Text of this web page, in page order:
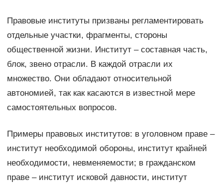
Правовые институты призваны регламентировать
отдельные участки, фрагменты, стороны
общественной жизни. Институт – составная часть,
блок, звено отрасли. В каждой отрасли их
множество. Они обладают относительной
автономией, так как касаются в известной мере
самостоятельных вопросов.
Примеры правовых институтов: в уголовном праве –
институт необходимой обороны, институт крайней
необходимости, невменяемости; в гражданском
праве – институт исковой давности, институт